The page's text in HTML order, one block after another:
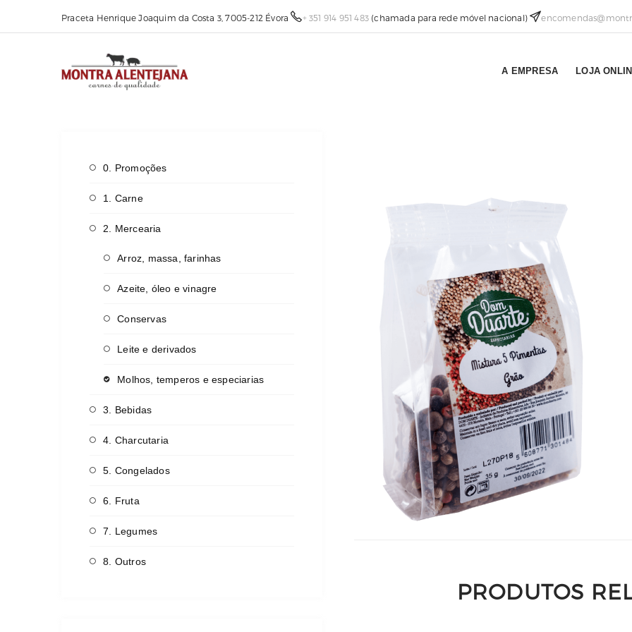
Praceta Henrique Joaquim da Costa 3, 7005-212 Évora + 351 914 951 483 (chamada para rede móvel nacional)
A EMPRESA LOJA
0. Promoções
1. Carne
2. Mercearia
Arroz, massa, farinhas
Azeite, óleo e vinagre
Conservas
Leite e derivados
Molhos, temperos e especiarias
3. Bebidas
4. Charcutaria
5. Congelados
6. Fruta
7. Legumes
8. Outros
PRODUTOS